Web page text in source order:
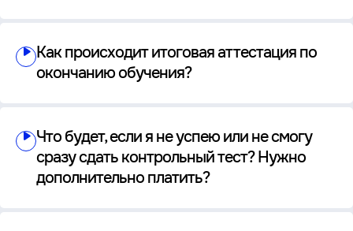
Как происходит итоговая аттестация по
окончанию обучения?
Что будет, если я не успею или не смогу
сразу сдать контрольный тест? Нужно
дополнительно платить?